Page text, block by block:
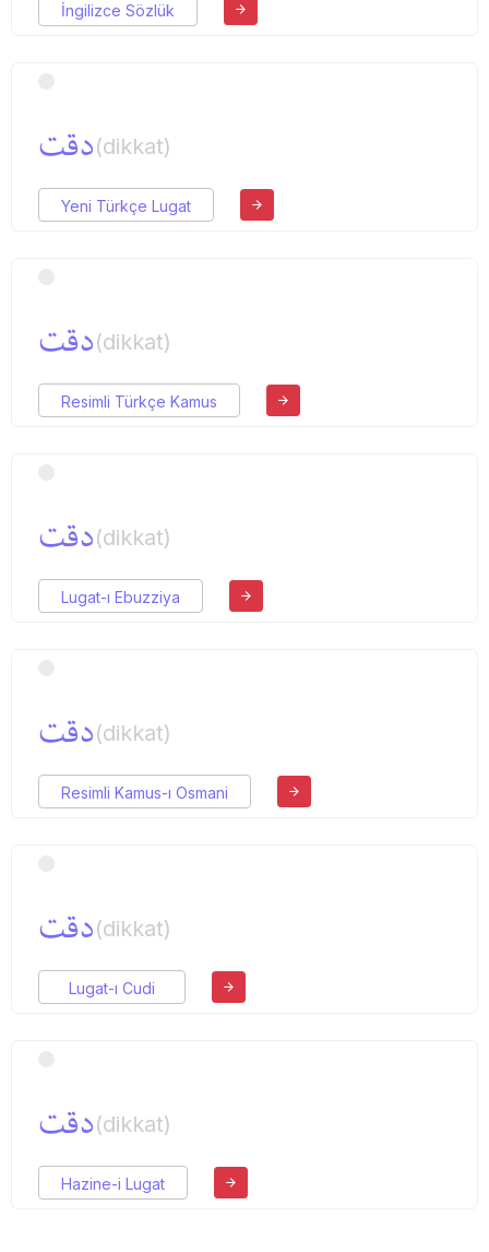
İngilizce Sözlük
دقت(dikkat)
Yeni Türkçe Lugat
دقت(dikkat)
Resimli Türkçe Kamus
دقت(dikkat)
Lugat-ı Ebuzziya
دقت(dikkat)
Resimli Kamus-ı Osmani
دقت(dikkat)
Lugat-ı Cudi
دقت(dikkat)
Hazine-i Lugat